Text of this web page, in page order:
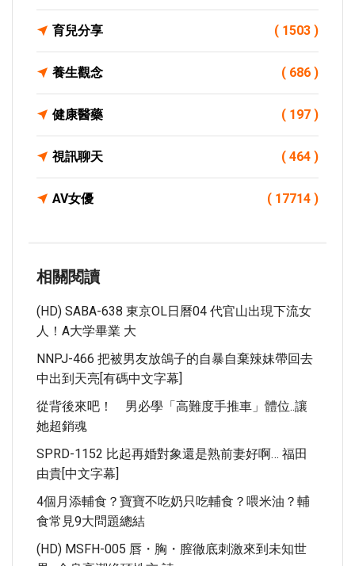
育兒分享 ( 1503 )
養生觀念 ( 686 )
健康醫藥 ( 197 )
視訊聊天 ( 464 )
AV女優 ( 17714 )
相關閱讀
(HD) SABA-638 東京OL日曆04 代官山出現下流女
人！A大学畢業 大
NNPJ-466 把被男友放鴿子的自暴自棄辣妹帶回去
中出到天亮[有碼中文字幕]
從背後來吧！ 男必學「高難度手推車」體位..讓
她超銷魂
SPRD-1152 比起再婚對象還是熟前妻好啊… 福田
由貴[中文字幕]
4個月添輔食？寶寶不吃奶只吃輔食？喂米油？輔
食常見9大問題總結
(HD) MSFH-005 唇・胸・膣徹底刺激來到未知世